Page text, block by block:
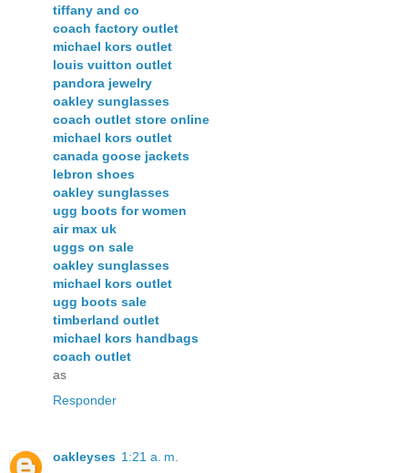
tiffany and co
coach factory outlet
michael kors outlet
louis vuitton outlet
pandora jewelry
oakley sunglasses
coach outlet store online
michael kors outlet
canada goose jackets
lebron shoes
oakley sunglasses
ugg boots for women
air max uk
uggs on sale
oakley sunglasses
michael kors outlet
ugg boots sale
timberland outlet
michael kors handbags
coach outlet
as
Responder
oakleyses 1:21 a. m.